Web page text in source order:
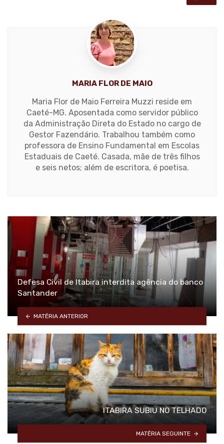
MARIA FLOR DE MAIO
Maria Flor de Maio Ferreira Muzzi reside em
Caeté-MG. Aposentada como servidor público
da Administração Direta do Estado no cargo de
Gestor Fazendário. Trabalhou também como
professora de Ensino Fundamental em Escolas
Estaduais de Caeté. Casada, mãe de três filhos
e seis netos; além de escritora, é poetisa.
Defesa Civil de Itabira interdita agência do banco
Santander
MATÉRIA ANTERIOR
ITABIRA SUBIU NO TELHADO
MATÉRIA SEGUINTE